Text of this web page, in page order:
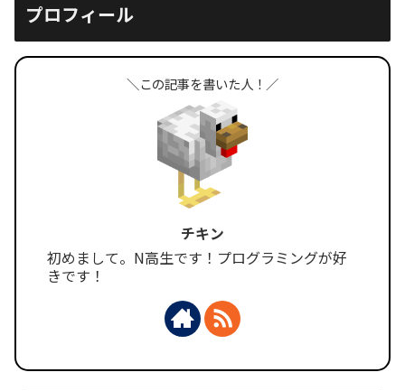
プロフィール
＼この記事を書いた人！／
チキン
初めまして。N高生です！プログラミングが好
きです！